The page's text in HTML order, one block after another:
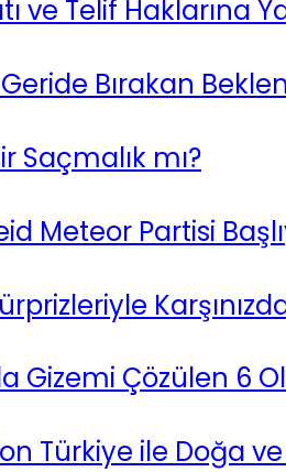
ve Telif Haklarına
Bırakan
Saçmalık mı?
Meteor Partisi
Gizemi Çözülen 6
Türkiye ile Doğa